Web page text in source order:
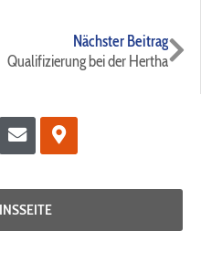
Nächster Beitrag
Qualifizierung bei der Hertha
Envelope
Map-
marker-
alt